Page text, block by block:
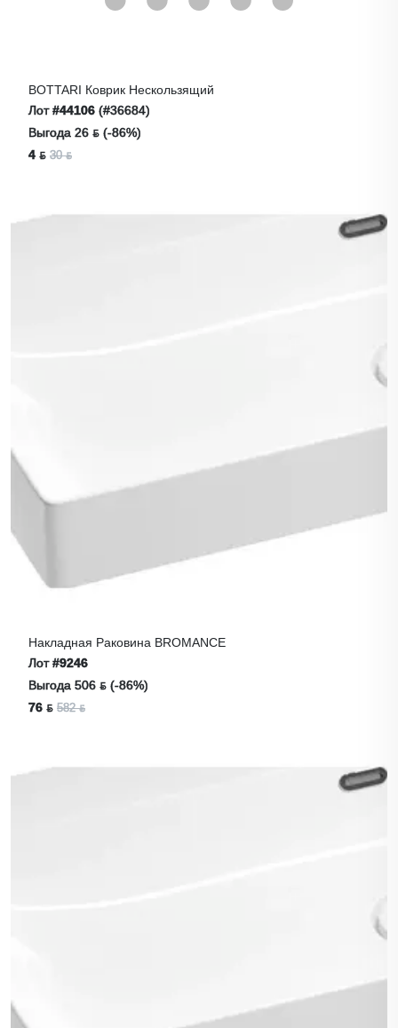
BOTTARI Коврик Нескользящий
Лот#44106 (#36684)
Выгода 26 ƃ (-86%)
4 ƃ 30 ƃ
Накладная Раковина BROMANCE
Лот#9246
Выгода 506 ƃ (-86%)
76 ƃ 582 ƃ